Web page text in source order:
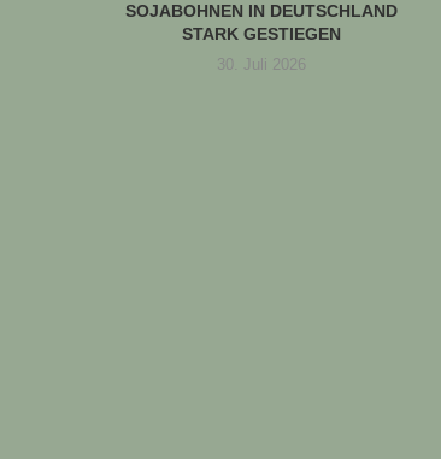
SOJABOHNEN IN DEUTSCHLAND
STARK GESTIEGEN
30. Juli 2026